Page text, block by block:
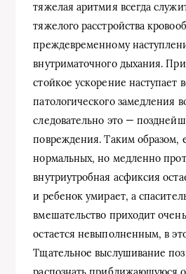
тяжелая аритмия всегда
тяжелого расстройства
преждевременному
внутриматочного дыхания.
стойкое ускорение наступает
патологического замедления
следовательно это —
повреждения. Таким образом,
нормальных, но медленно
внутриутробная асфиксия
и ребенок умирает, а
вмешательство приходит
остается невыполненным, в
Тщательное выслушивание